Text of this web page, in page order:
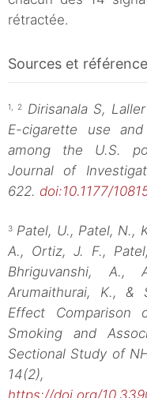
rétractée.
Sources et
1, 2
Dirisanala S,
E-cigarette use
among the U.S.
Journal of
622. doi:10.1177/
3 Patel, U., Patel, N.,
A., Ortiz, J. F.,
Bhriguvanshi, A.,
Arumaithurai, K., &
Effect Comparison
Smoking and
Sectional Study of
14(2),